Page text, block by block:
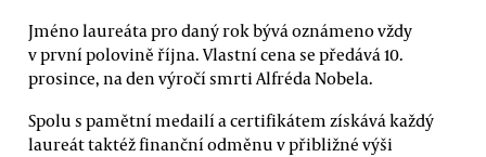
Jméno laureáta pro daný rok bývá oznámeno vždy
v první polovině října. Vlastní cena se předává 10.
prosince, na den výročí smrti Alfréda Nobela.
Spolu s pamětní medailí a certifikátem získává každý
laureát taktéž finanční odměnu v přibližné výši